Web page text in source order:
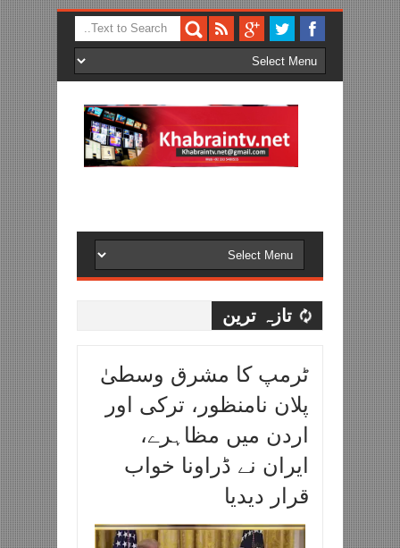
تازہ ترین
ٹرمپ کا مشرق وسطیٰ
پلان نامنظور، ترکی اور
اردن میں مظاہرے،
ایران نے ڈراونا خواب
قرار دیدیا